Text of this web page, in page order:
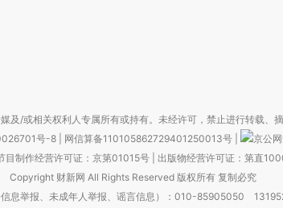
及/或相关权利人专属所有或持有。未经许可，禁止进行转载、
号-8 网信算备110105862729401250013号
京公
目制作经营许可证：京第01015号| 出版物经营许可证：第直
Copyright 财新网 All Rights Reserved 版权所有 复制必究
信息举报、未成年人举报、谣言信息）：010-85905050